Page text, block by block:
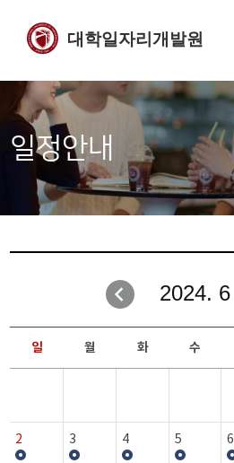
대학일자리개발원
일정안내
2024. 6
일 월 화 수
2 3 4 5 6